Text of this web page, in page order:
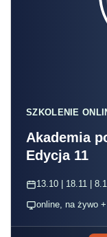
SZKOLENIE
Akademia
Edycja 11
13.10 | 18.11 |
online, na żywo